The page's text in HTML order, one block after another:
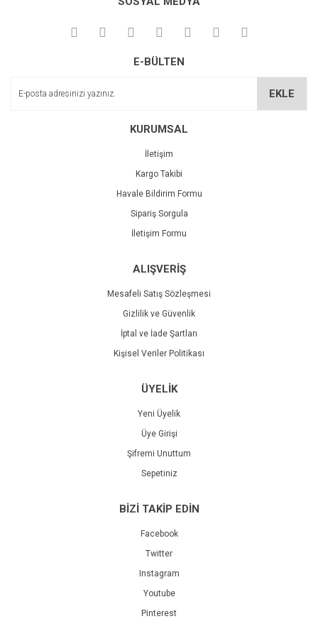
Yorum Yaz
Görüş ve önerileriniz için teşekkür ederiz.
Ürün açıklamasında eksik bilgiler bulunuyor.
Bu ürüne benzer farklı alternatifler olmalı.
Gönder
E-BÜLTEN
EKLE
KURUMSAL
İletişim
Kargo Takibi
Havale Bildirim Formu
Sipariş Sorgula
İletişim Formu
ALIŞVERİŞ
Mesafeli Satış Sözleşmesi
Gizlilik ve Güvenlik
İptal ve İade Şartları
Kişisel Veriler Politikası
ÜYELİK
Yeni Üyelik
Üye Girişi
Şifremi Unuttum
Sepetiniz
BİZİ TAKİP EDİN
Facebook
Twitter
Instagram
Youtube
Pinterest